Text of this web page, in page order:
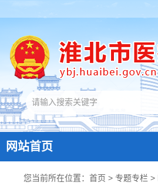
网站首页
您当前所在位置： 首页 > 专题专栏 >